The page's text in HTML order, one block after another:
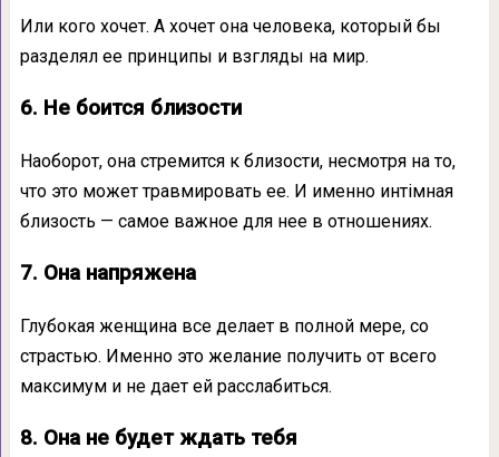
Или кого хочет. А хочет она человека, который бы
разделял ее принципы и взгляды на мир.
6. Не боится близости
Наоборот, она стремится к близости, несмотря на то,
что это может травмировать ее. И именно интiмная
близость — самое важное для нее в отношениях.
7. Она напряжена
Глубокая женщина все делает в полной мере, со
страстью. Именно это желание получить от всего
максимум и не дает ей расслабиться.
8. Она не будет ждать тебя